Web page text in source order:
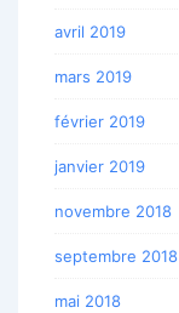
avril 2019
mars 2019
février 2019
janvier 2019
novembre 2018
septembre 2018
mai 2018